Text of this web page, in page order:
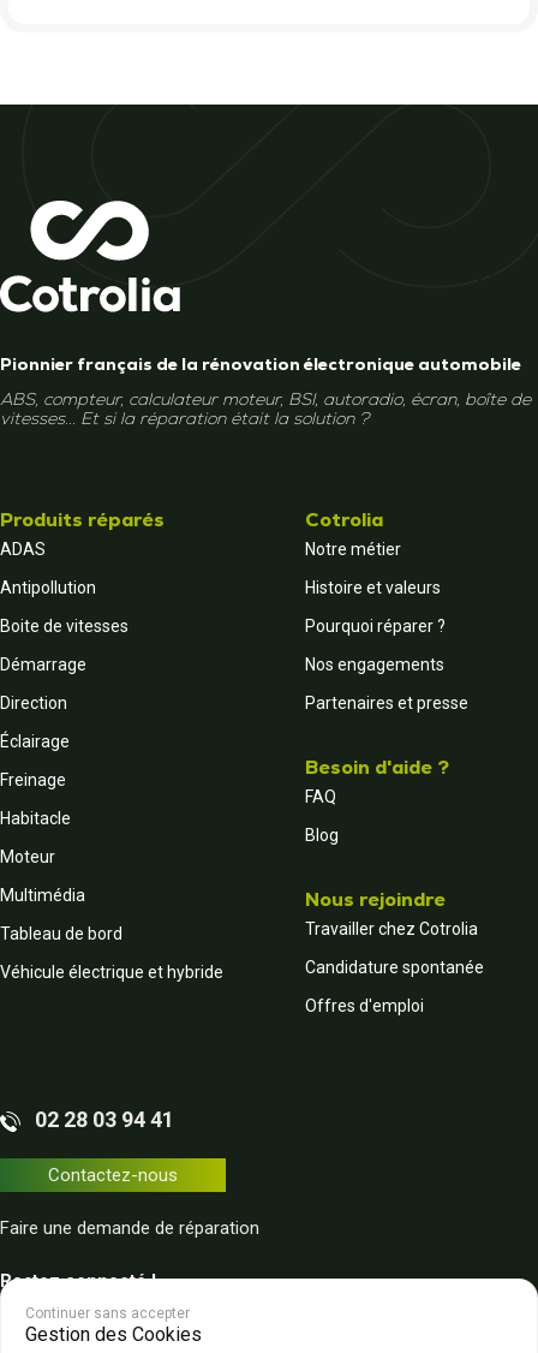
Pionnier français de la rénovation électronique automobile
ABS, compteur, calculateur moteur, BSI, autoradio, écran, boîte de
vitesses... Et si la réparation était la solution ?
Produits réparés
ADAS
Antipollution
Boite de vitesses
Démarrage
Direction
Éclairage
Freinage
Habitacle
Moteur
Multimédia
Tableau de bord
Véhicule électrique et hybride
Cotrolia
Notre métier
Histoire et valeurs
Pourquoi réparer ?
Nos engagements
Partenaires et presse
Besoin d'aide ?
FAQ
Blog
Nous rejoindre
Travailler chez Cotrolia
Candidature spontanée
Offres d'emploi
02 28 03 94 41
Contactez-nous
Faire une demande de réparation
Restez connecté !
Continuer sans accepter
Gestion des Cookies